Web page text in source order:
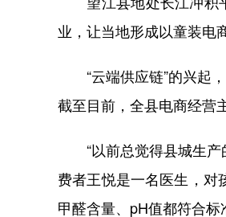
业，让当地形成以童装电
“云端供应链”的兴起，
截至目前，全县电商经营
“以前总觉得县城生产
费者王悦是一名医生，对
甲醛含量、pH值都符合